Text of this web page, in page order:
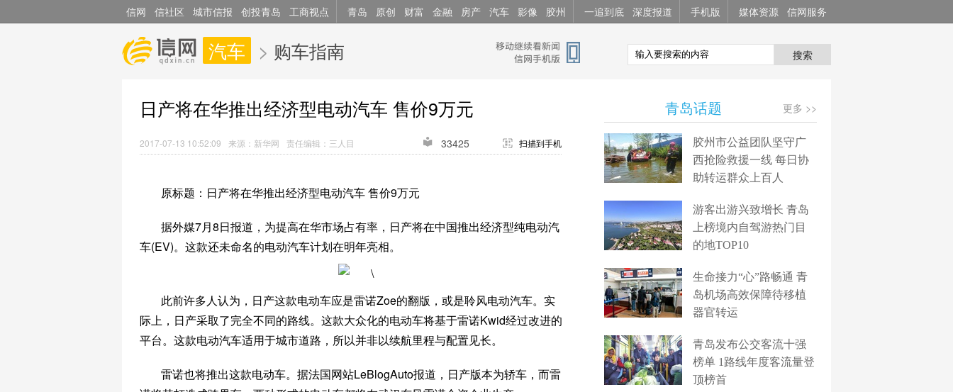
信网 信社区 城市信报 创投青岛 工商视点 青岛 原创 财富 金融 房产 汽车 影像 胶州 一追到底 深度报道 手机版 信网服务
媒体资源
汽车 > 购车指南 搜索
日产将在华推出经济型电动汽车 售价9万元
2017-07-13 10:52:09 来源：新华网 责任编辑：三人目 33425 扫描到手机
原标题：日产将在华推出经济型电动汽车 售价9万元
据外媒7月8日报道，为提高在华市场占有率，日产将在中国推出经济型纯电动汽
车(EV)。这款还未命名的电动汽车计划在明年亮相。
此前许多人认为，日产这款电动车应是雷诺Zoe的翻版，或是聆风电动汽车。实
际上，日产采取了完全不同的路线。这款大众化的电动车将基于雷诺Kwid经过改进的
平台。这款电动汽车适用于城市道路，所以并非以续航里程与配置见长。
雷诺也将推出这款电动车。据法国网站LeBlogAuto报道，日产版本为轿车，而雷
青岛话题 更多 >>
胶州市公益团队坚守广
西抢险救援一线 每日协
助转运群众上百人
游客出游兴致增长 青岛
上榜境内自驾游热门目
的地TOP10
生命接力“心”路畅通 青
岛机场高效保障待移植
器官转运
青岛发布公交客流十强
榜单 1路线年度客流量登
顶榜首